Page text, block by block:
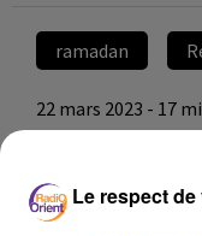
ramadan
22 mars 2023 - 17
LE JOURNAL
LB
Le respect